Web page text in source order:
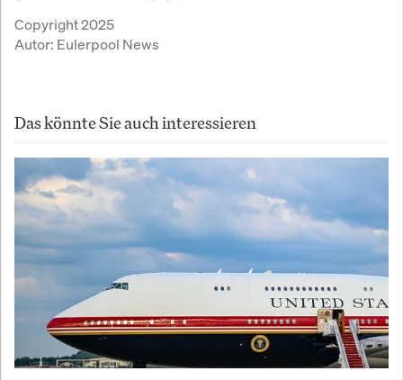
Copyright 2025
Autor: Eulerpool News
Das könnte Sie auch interessieren